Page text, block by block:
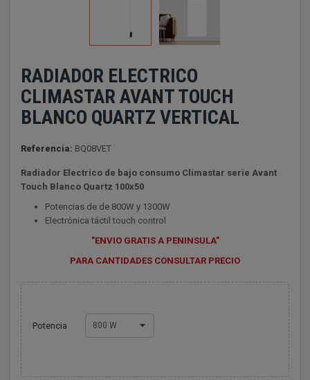
RADIADOR ELECTRICO
CLIMASTAR AVANT TOUCH
BLANCO QUARTZ VERTICAL
Referencia: BQ08VET
Radiador Electrico de bajo consumo Climastar serie Avant
Touch Blanco Quartz 100x50
Potencias de de 800W y 1300W
Electrónica táctil touch control
"ENVIO GRATIS A PENINSULA"
PARA CANTIDADES CONSULTAR PRECIO
Potencia 800 W